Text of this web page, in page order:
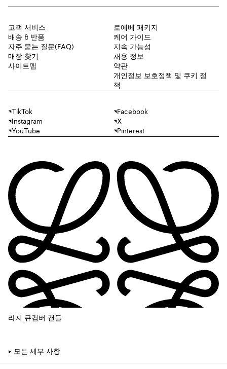
라지 큐컴버 캔들
모든 세부 사항
고객 서비스
배송 & 반품
자주 묻는 질문(FAQ)
매장 찾기
사이트맵
로에베 패키지
케어 가이드
지속 가능성
채용 정보
약관
개인정보 보호정책 및 쿠키 정
책
TikTok
Facebook
Instagram
X
YouTube
Pinterest